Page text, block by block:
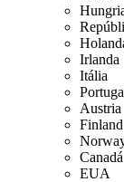
Irlanda
Itália
Austria
Finland
Canadá
EUA